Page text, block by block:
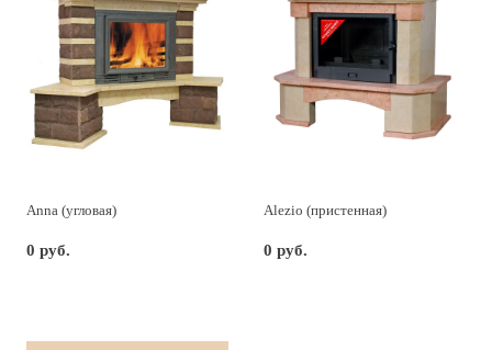
Anna (угловая)
0 руб.
Alezio (пристенная)
0 руб.